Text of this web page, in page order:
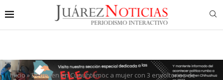
Inicio»Detienen en Cuauhtémoc a mujer con 3 envoltorios de